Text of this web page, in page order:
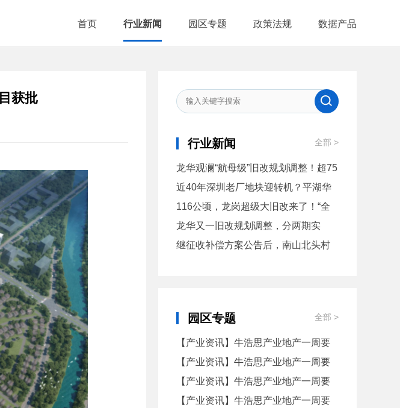
首页 行业新闻 园区专题 政策法规 数据产品
获批
行业新闻 全部 >
龙华观澜“航母级”旧改规划调整！超75
万平，分四期开发
近40年深圳老厂地块迎转机？平湖华
特城7.3万㎡旧改草案公示
116公顷，龙岗超级大旧改来了！“全
球智能硬件谷”已正式发布
龙华又一旧改规划调整，分两期实
施，总建面超30万平
继征收补偿方案公告后，南山北头村
园区专题 全部 >
【产业资讯】牛浩思产业地产一周要
闻（9.21-30）
【产业资讯】牛浩思产业地产一周要
闻（9.14-18）
【产业资讯】牛浩思产业地产一周要
闻（9.7-11）
【产业资讯】牛浩思产业地产一周要